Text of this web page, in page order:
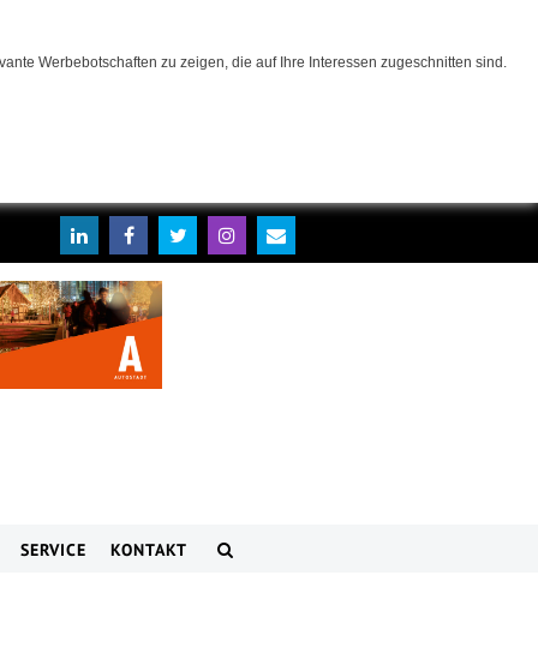
Werbebotschaften zu zeigen, die auf Ihre Interessen zugeschnitten sind.
SERVICE KONTAKT